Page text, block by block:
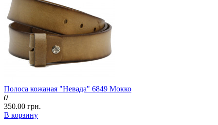
Полоса кожаная "Невада" 6849 Мокко
0
350.00 грн.
В корзину